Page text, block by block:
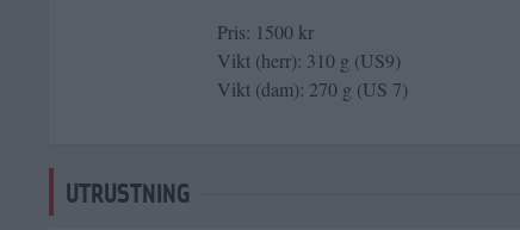
Pris: 1500 kr
Vikt (herr): 310 g (US9)
Vikt (dam): 270 g (US 7)
UTRUSTNING